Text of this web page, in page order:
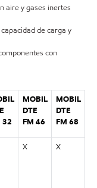
aire y gases inertes
de carga y
con
32
MOBIL
DTE
FM 46
MOBIL
DTE
FM 68
X X